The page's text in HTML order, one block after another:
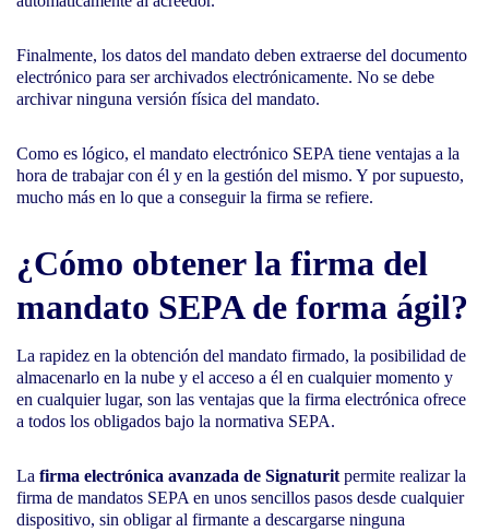
Finalmente, los datos del mandato deben extraerse del documento
electrónico para ser archivados electrónicamente. No se debe
archivar ninguna versión física del mandato.
Como es lógico, el mandato electrónico SEPA tiene ventajas a la
hora de trabajar con él y en la gestión del mismo. Y por supuesto,
mucho más en lo que a conseguir la firma se refiere.
¿Cómo obtener la firma del
mandato SEPA de forma ágil?
La rapidez en la obtención del mandato firmado, la posibilidad de
almacenarlo en la nube y el acceso a él en cualquier momento y
en cualquier lugar, son las ventajas que la firma electrónica ofrece
a todos los obligados bajo la normativa SEPA.
La firma electrónica avanzada de Signaturit permite realizar la
firma de mandatos SEPA en unos sencillos pasos desde cualquier
dispositivo, sin obligar al firmante a descargarse ninguna